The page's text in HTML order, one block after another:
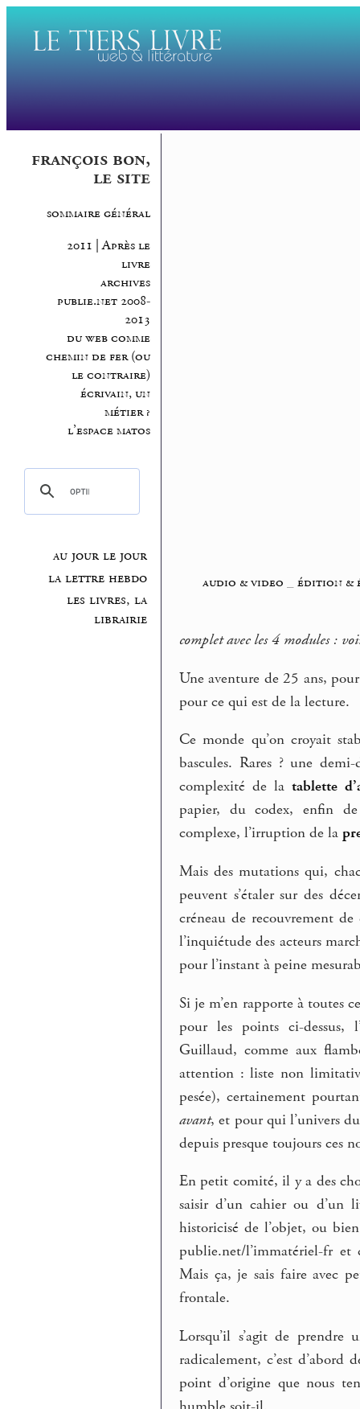
françois bon,
le site
sommaire général
2011 | Après le
livre
archives
publie.net 2008-
2013
du web comme
chemin de fer (ou
le contraire)
écrivain, un
métier ?
l’espace matos
au jour le jour
la lettre hebdo
les livres, la
librairie
audio & video édition &
complet avec les 4 modules :
Une aventure de 25 ans,
pour ce qui est de la lecture.
Ce monde qu’on croyait
bascules. Rares ? une
complexité de latablette
papier, du codex, enfin
complexe, l’irruption de la
Mais des mutations qui,
peuvent s’étaler sur des
créneau de recouvrement
l’inquiétude des acteurs
pour l’instant à peine
Si je m’en rapporte à toutes
pour les points ci-dessus,
Guillaud, comme aux
attention : liste non
pesée), certainement
avant, et pour qui l’univers
depuis presque toujours ces
En petit comité, il y a des
saisir d’un cahier ou d’un
historicisé de l’objet, ou
publie.net/l’immatériel-fr
Mais ça, je sais faire avec
frontale.
Lorsqu’il s’agit de
radicalement, c’est
point d’origine que nous